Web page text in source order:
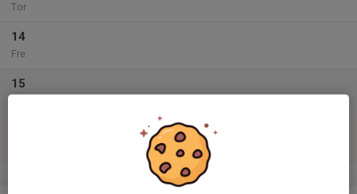
Tor
14
Fre
15
v.34